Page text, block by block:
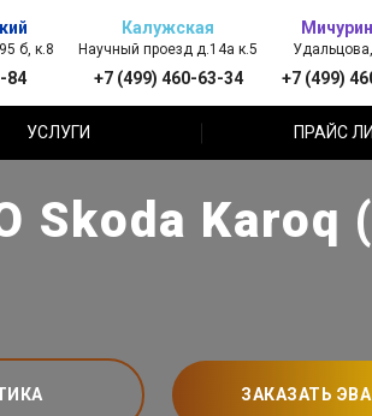
б, к.8
84
Калужская
Научный проезд д.14а к.5
+7 (499) 460-63-34 +7 (499)
УСЛУГИ ПРАЙС
Skoda
ЗАКАЗАТЬ